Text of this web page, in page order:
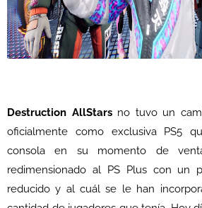
Destruction AllStarsno tuvo un
oficialmente como exclusiva PS5
consola en su momento de
redimensionado al PS Plus con un
reducido y al cuál se le han